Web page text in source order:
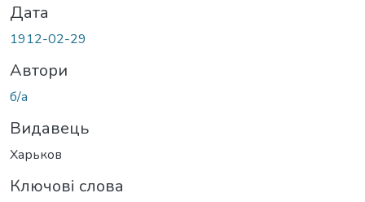
Дата
1912-02-29
Автори
б/а
Видавець
Харьков
Ключові слова